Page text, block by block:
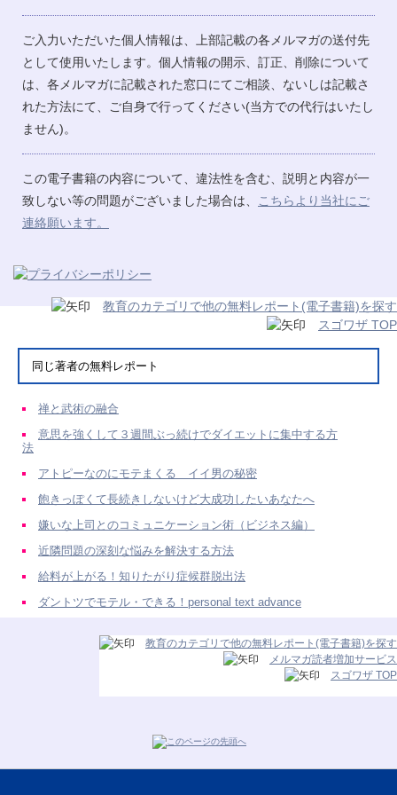
ご入力いただいた個人情報は、上部記載の各メルマガの送付先
として使用いたします。個人情報の開示、訂正、削除について
は、各メルマガに記載された窓口にてご相談、ないしは記載さ
れた方法にて、ご自身で行ってください(当方での代行はいたし
ません)。
この電子書籍の内容について、違法性を含む、説明と内容が一
致しない等の問題がございました場合は、
こちらより当社にご
連絡願います。
教育のカテゴリで他の無料レポート(電子書籍)を探す
スゴワザ TOP
同じ著者の無料レポート
禅と武術の融合
意思を強くして３週間ぶっ続けでダイエットに集中する方
法
アトピーなのにモテまくる イイ男の秘密
飽きっぽくて長続きしないけど大成功したいあなたへ
嫌いな上司とのコミュニケーション術（ビジネス編）
近隣問題の深刻な悩みを解決する方法
給料が上がる！知りたがり症候群脱出法
ダントツでモテル・できる！personal text advance
教育のカテゴリで他の無料レポート(電子書籍)を探す
メルマガ読者増加サービス
スゴワザ TOP